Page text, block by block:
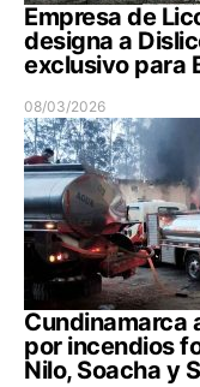
Empresa de
designa a
exclusivo para
08/03/2026
Cundinamarca
por incendios
Nilo, Soacha y